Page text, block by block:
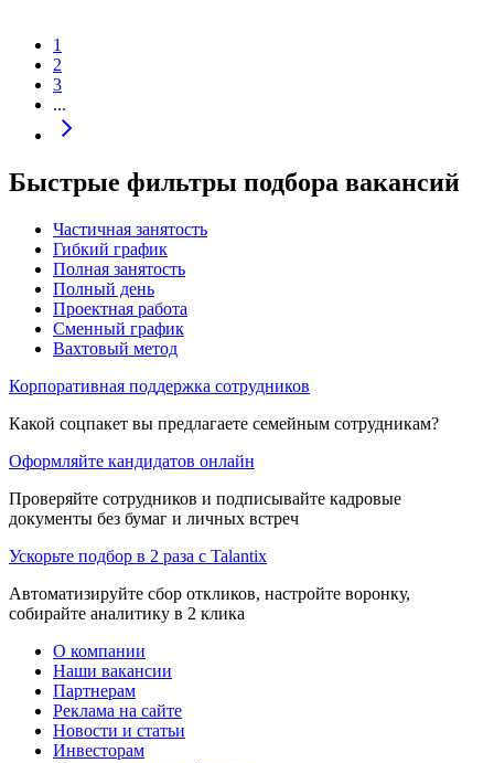
1
2
3
...
Быстрые фильтры подбора вакансий
Частичная занятость
Гибкий график
Полная занятость
Полный день
Проектная работа
Сменный график
Вахтовый метод
Корпоративная поддержка сотрудников
Какой соцпакет вы предлагаете семейным сотрудникам?
Оформляйте кандидатов онлайн
Проверяйте сотрудников и подписывайте кадровые
документы без бумаг и личных встреч
Ускорьте подбор в 2 раза с Talantix
Автоматизируйте сбор откликов, настройте воронку,
собирайте аналитику в 2 клика
О компании
Наши вакансии
Партнерам
Реклама на сайте
Новости и статьи
Инвесторам